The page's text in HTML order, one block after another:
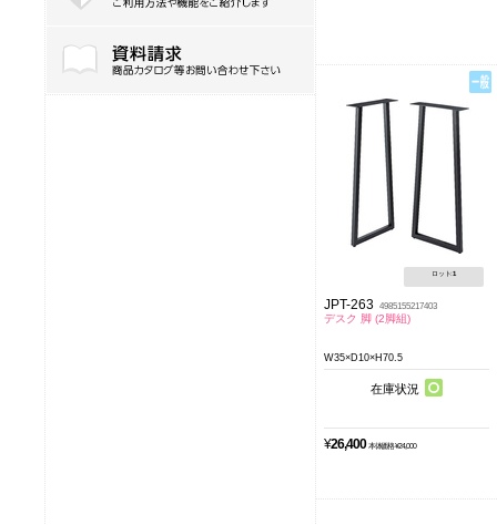
ロット:1
JPT-263 4985155217403
デスク 脚 (2脚組)
W35×D10×H70.5
在庫状況
¥26,400 本体価格 ¥24,000